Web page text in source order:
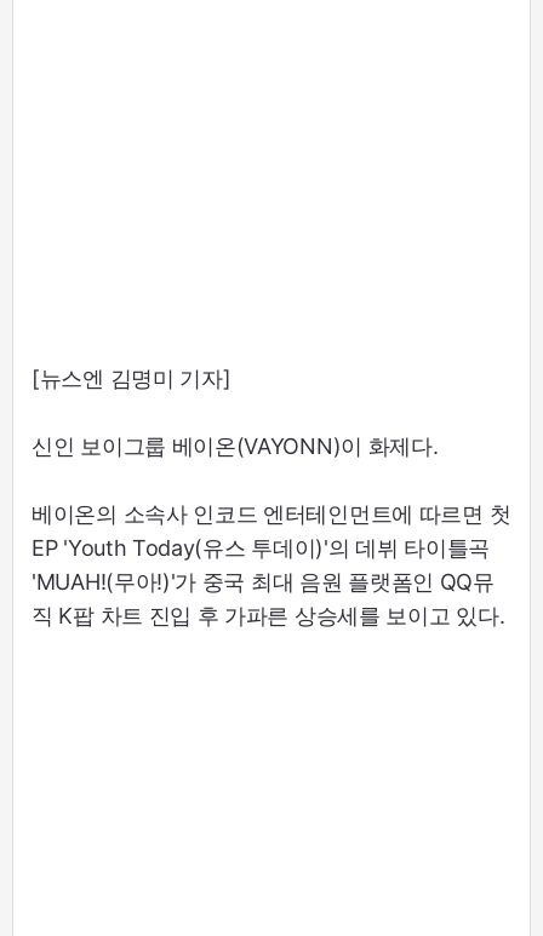
[뉴스엔 김명미 기자]
신인 보이그룹 베이온(VAYONN)이 화제다.
베이온의 소속사 인코드 엔터테인먼트에 따르면 첫
EP 'Youth Today(유스 투데이)'의 데뷔 타이틀곡
'MUAH!(무아!)'가 중국 최대 음원 플랫폼인 QQ뮤
직 K팝 차트 진입 후 가파른 상승세를 보이고 있다.